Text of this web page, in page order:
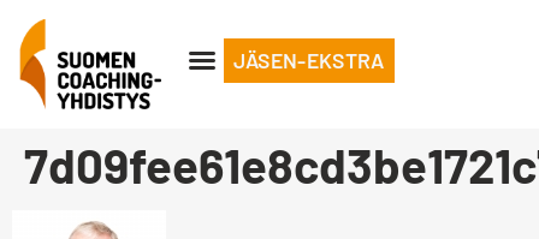
JÄSEN-EKSTRA